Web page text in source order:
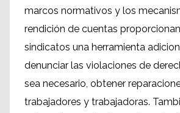
marcos normativos y los
rendición de cuentas
sindicatos una herramienta
denunciar las violaciones de
sea necesario, obtener
trabajadores y trabajadoras.